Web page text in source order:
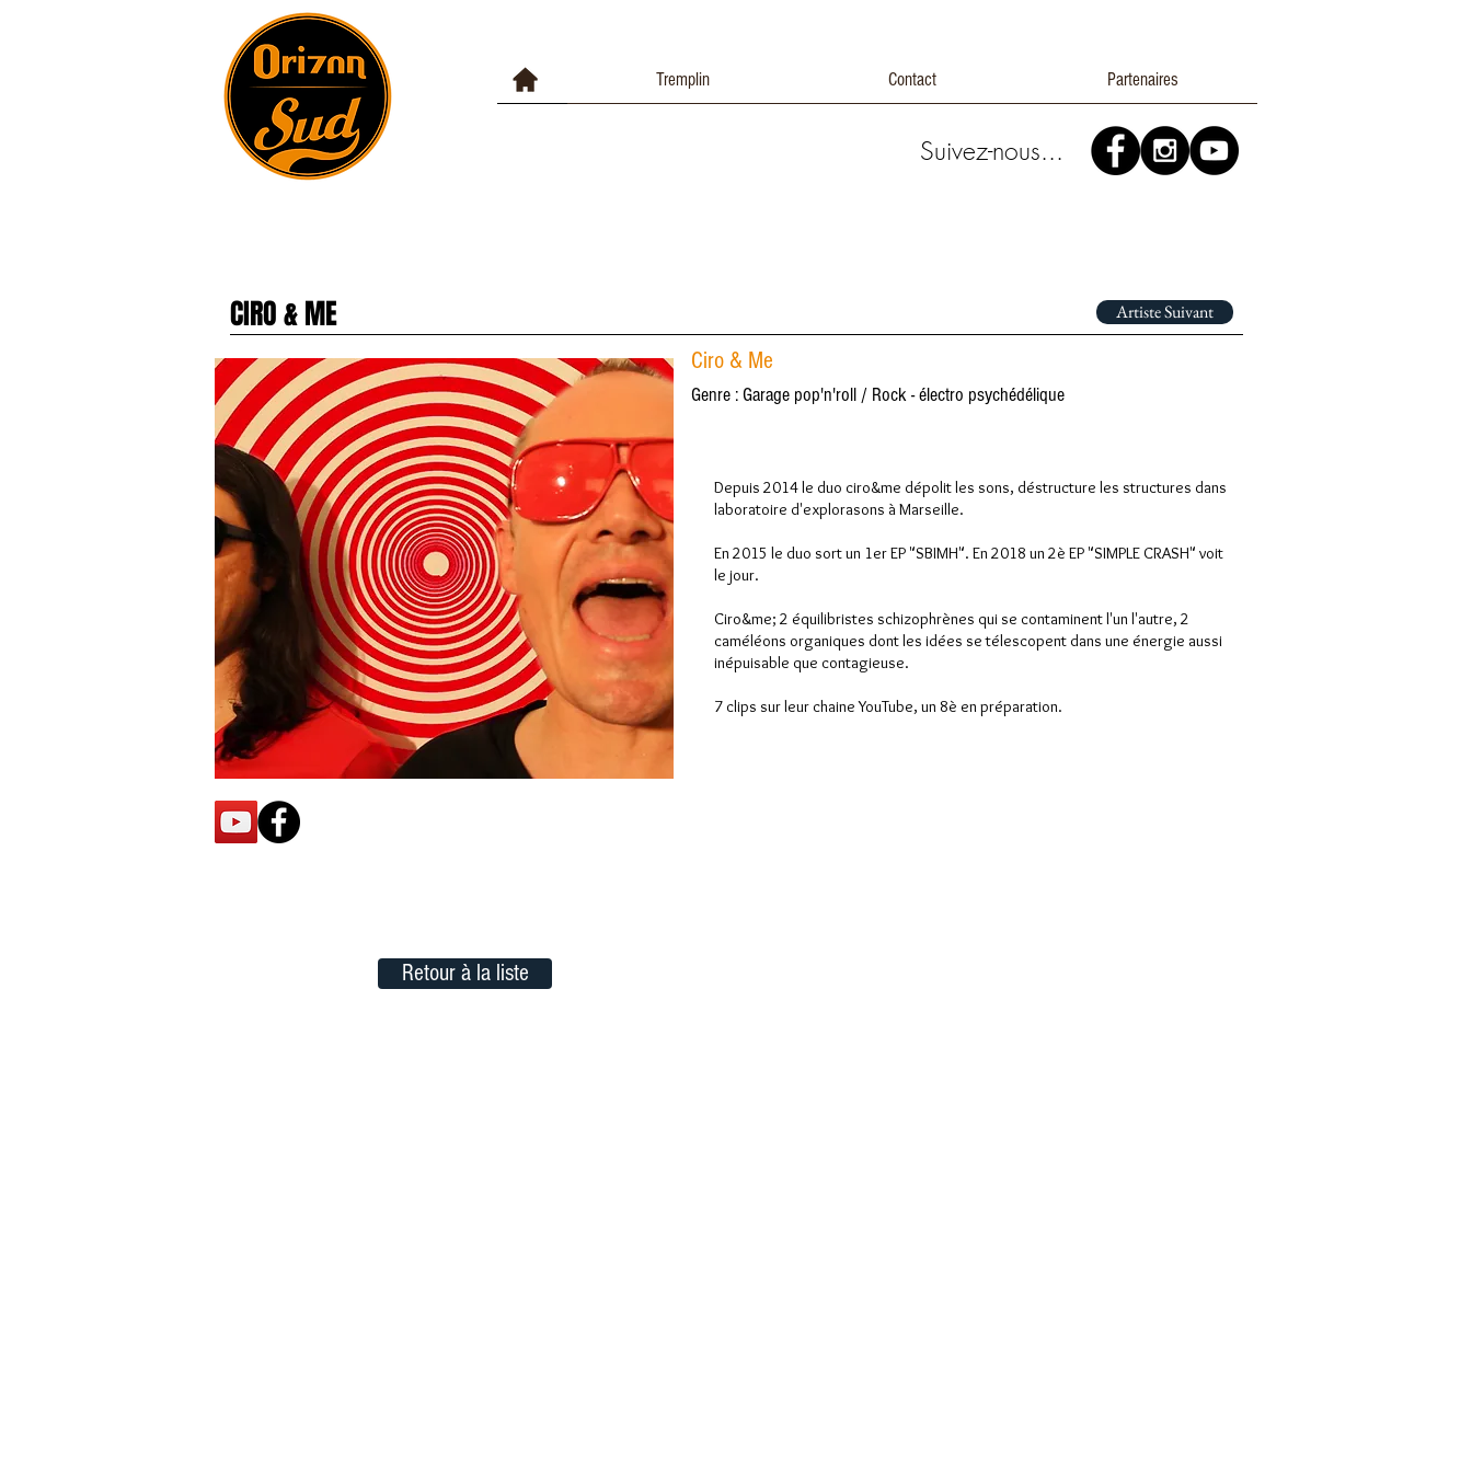
Tremplin Contact Partenaires
Suivez-nous...
CIRO & ME Artiste Suivant
Ciro & Me
Genre : Garage pop'n'roll / Rock - électro psychédélique
Depuis 2014 le duo ciro&me dépolit les sons, déstructure les structures dans
laboratoire d'explorasons à Marseille.
En 2015 le duo sort un 1er EP "SBIMH". En 2018 un 2è EP "SIMPLE CRASH" voit
le jour.
Ciro&me; 2 équilibristes schizophrènes qui se contaminent l'un l'autre, 2
caméléons organiques dont les idées se télescopent dans une énergie aussi
inépuisable que contagieuse.
7 clips sur leur chaine YouTube, un 8è en préparation.
Retour à la liste